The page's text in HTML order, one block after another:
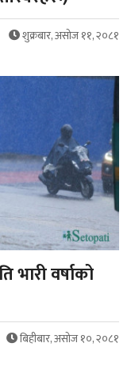
शुक्रबार, असोज ११, २०८१
वर्षाको
बिहीबार, असोज १०, २०८१